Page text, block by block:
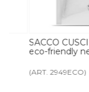
SACCO CUSCINI-
eco-friendly neutro
(ART. 2949ECO)